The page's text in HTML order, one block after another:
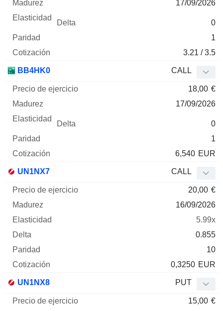
17/09/2026
0
1
3.21 / 3.5
BB4HK0 CALL
18,00 €
17/09/2026
0
1
6,540 EUR
UN1NX7 CALL
20,00 €
16/09/2026
5.99x
0.855
10
0,3250 EUR
UN1NX8 PUT
15,00 €